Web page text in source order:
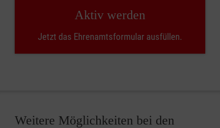
Aktiv werden
Jetzt das Ehrenamtsformular ausfüllen.
Weitere Möglichkeiten bei den